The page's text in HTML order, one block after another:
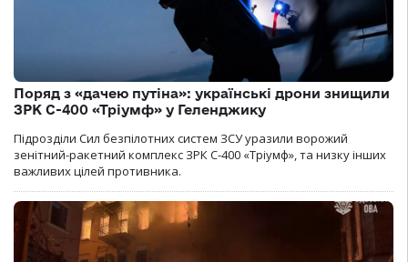
Поряд з «дачею путіна»: українські дрони знищили
ЗРК С-400 «Тріумф» у Геленджику
Підрозділи Сил безпілотних систем ЗСУ уразили ворожий
зенітний-ракетний комплекс ЗРК С-400 «Тріумф», та низку інших
важливих цілей противника.